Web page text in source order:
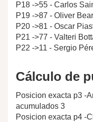
P18 ->55 - Carlos
P19 ->87 - Oliver
P20 ->81 - Oscar
P21 ->77 - Valteri
P22 ->11 - Sergio
Cálculo de
Posicion exacta p3 -
acumulados 3
Posicion exacta p4 -